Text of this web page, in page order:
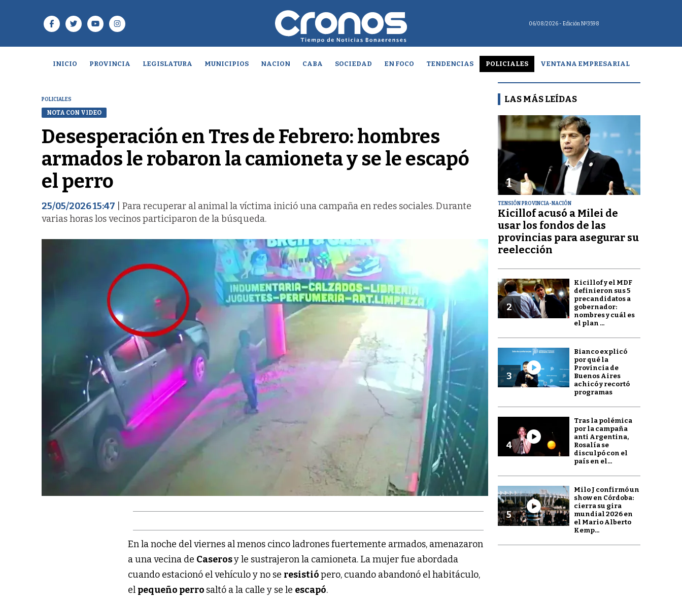
06/08/2026 - Edición Nº3598
INICIO PROVINCIA LEGISLATURA MUNICIPIOS NACION CABA SOCIEDAD EN FOCO TENDENCIAS POLICIALES VENTANA EMPRESARIAL
POLICIALES
NOTA CON VIDEO
Desesperación en Tres de Febrero: hombres
armados le robaron la camioneta y se le escapó
el perro
25/05/2026 15:47 | Para recuperar al animal la víctima inició una campaña en redes sociales. Durante
varias horas los vecinos participaron de la búsqueda.
En la noche del viernes al menos cinco ladrones fuertemente armados, amenazaron
a una vecina de Caserosy le sustrajeron la camioneta. La mujer fue abordada
cuando estacionó el vehículo y no se resistiópero, cuando abandonó el habitáculo,
el pequeño perro saltó a la calle y se le escapó.
LAS MÁS LEÍDAS
1
TENSIÓN PROVINCIA-NACIÓN
Kicillof acusó a Milei de
usar los fondos de las
provincias para asegurar su
reelección
2
Kicillof y el MDF
definieron sus 5
precandidatos a
gobernador:
nombres y cuál es
el plan ...
3
Bianco explicó
por qué la
Provincia de
Buenos Aires
achicó y recortó
programas
4
Tras la polémica
por la campaña
anti Argentina,
Rosalía se
disculpó con el
país en el...
5
Milo J confirmó un
show en Córdoba:
cierra su gira
mundial 2026 en
el Mario Alberto
Kemp...